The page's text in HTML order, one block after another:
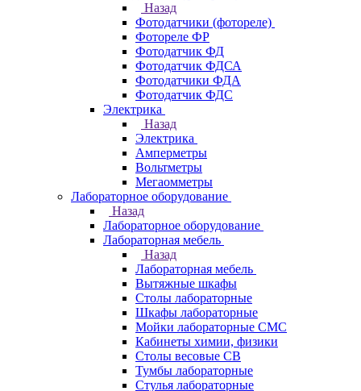
Назад
Фотодатчики (фотореле)
Фотореле ФР
Фотодатчик ФД
Фотодатчик ФДСА
Фотодатчики ФДА
Фотодатчик ФДС
Электрика
Назад
Электрика
Амперметры
Вольтметры
Мегаомметры
Лабораторное оборудование
Назад
Лабораторное оборудование
Лабораторная мебель
Назад
Лабораторная мебель
Вытяжные шкафы
Столы лабораторные
Шкафы лабораторные
Мойки лабораторные СМС
Кабинеты химии, физики
Столы весовые СВ
Тумбы лабораторные
Стулья лабораторные